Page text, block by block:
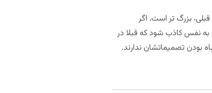
بزرگ تر است. اگر
به نفس کاذب شود که قبلا در
بودن تصمیماتشان ندارند.